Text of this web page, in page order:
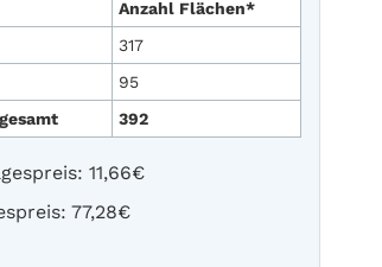
Anzahl Flächen*
317
95
392
11,66€
77,28€